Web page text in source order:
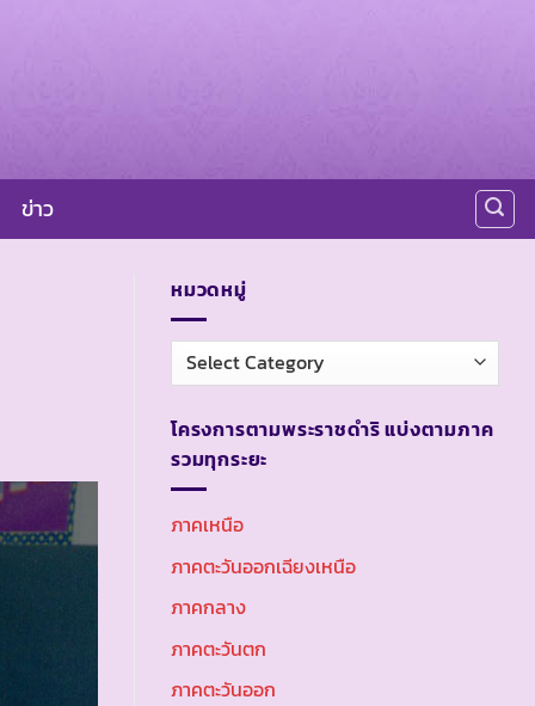
ข่าว
หมวดหมู่
หมวด
หมู่
โครงการตามพระราชดำริ แบ่งตามภาค
รวมทุกระยะ
ภาคเหนือ
ภาคตะวันออกเฉียงเหนือ
ภาคกลาง
ภาคตะวันตก
ภาคตะวันออก